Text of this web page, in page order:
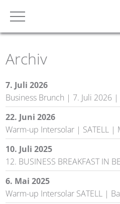
Archiv
7. Juli 2026
Business Brunch | 7. Juli 2026
22. Juni 2026
Warm-up Intersolar | SATELL |
10. Juli 2025
12. BUSINESS BREAKFAST IN
6. Mai 2025
Warm-up Intersolar SATELL |